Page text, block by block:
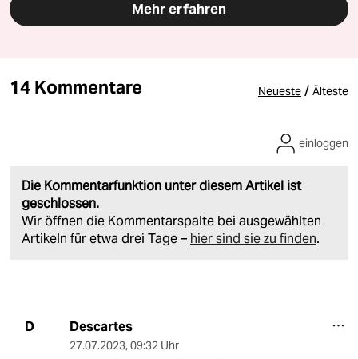
Mehr erfahren
14 Kommentare Neueste / Älteste
Die Kommentarfunktion unter diesem Artikel ist
geschlossen.
Wir öffnen die Kommentarspalte bei ausgewählten
Artikeln für etwa drei Tage – hier sind sie zu finden.
einloggen
D Descartes
27.07.2023, 09:32 Uhr